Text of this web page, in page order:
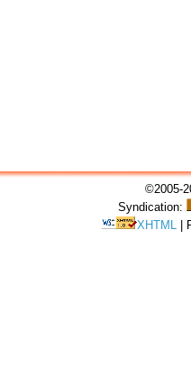
©2005-
Syndication:
XHTML